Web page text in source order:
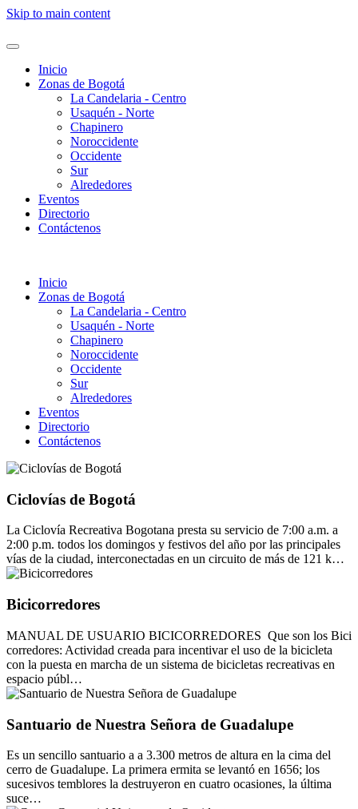
Skip to main content
Inicio
Zonas de Bogotá
La Candelaria - Centro
Usaquén - Norte
Chapinero
Noroccidente
Occidente
Sur
Alrededores
Eventos
Directorio
Contáctenos
Inicio
Zonas de Bogotá
La Candelaria - Centro
Usaquén - Norte
Chapinero
Noroccidente
Occidente
Sur
Alrededores
Eventos
Directorio
Contáctenos
Ciclovías de Bogotá
La Ciclovía Recreativa Bogotana presta su servicio de 7:00 a.m. a
2:00 p.m. todos los domingos y festivos del año por las principales
vías de la ciudad, interconectadas en un circuito de más de 121 k…
Bicicorredores
MANUAL DE USUARIO BICICORREDORES Que son los Bici
corredores: Actividad creada para incentivar el uso de la bicicleta
con la puesta en marcha de un sistema de bicicletas recreativas en
espacio públ…
Santuario de Nuestra Señora de Guadalupe
Es un sencillo santuario a a 3.300 metros de altura en la cima del
cerro de Guadalupe. La primera ermita se levantó en 1656; los
sucesivos temblores la destruyeron en cuatro ocasiones, la última
suce…